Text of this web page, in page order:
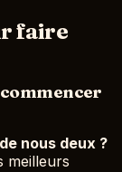
faire
nous deux ?
meilleurs